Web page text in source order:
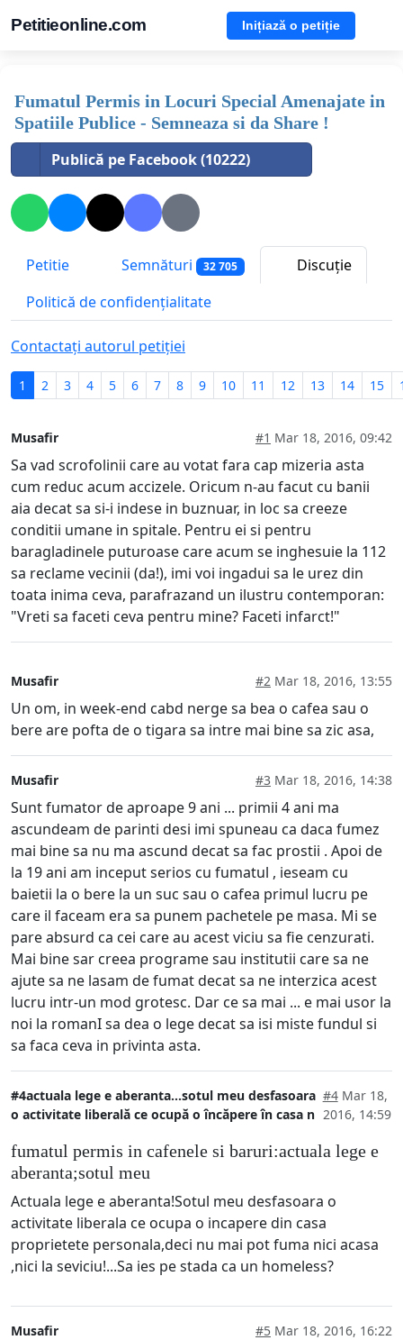
Petitieonline.com Inițiază o petiție
Fumatul Permis in Locuri Special Amenajate in
Spatiile Publice - Semneaza si da Share !
Publică pe Facebook (10222)
Petitie Semnături 32 705
Discuție
Politică de confidențialitate
Contactați autorul petiției
1 2 3 4 5 6 7 8 9 10 11 12 13 14 15
Musafir #1 Mar 18, 2016, 09:42
Sa vad scrofolinii care au votat fara cap mizeria asta
cum reduc acum accizele. Oricum n-au facut cu banii
aia decat sa si-i indese in buznuar, in loc sa creeze
conditii umane in spitale. Pentru ei si pentru
baragladinele puturoase care acum se inghesuie la 112
sa reclame vecinii (da!), imi voi ingadui sa le urez din
toata inima ceva, parafrazand un ilustru contemporan:
"Vreti sa faceti ceva pentru mine? Faceti infarct!"
Musafir #2 Mar 18, 2016, 13:55
Un om, in week-end cabd nerge sa bea o cafea sau o
bere are pofta de o tigara sa intre mai bine sa zic asa,
Musafir #3 Mar 18, 2016, 14:38
Sunt fumator de aproape 9 ani ... primii 4 ani ma
ascundeam de parinti desi imi spuneau ca daca fumez
mai bine sa nu ma ascund decat sa fac prostii . Apoi de
la 19 ani am inceput serios cu fumatul , ieseam cu
baietii la o bere la un suc sau o cafea primul lucru pe
care il faceam era sa punem pachetele pe masa. Mi se
pare absurd ca cei care au acest viciu sa fie cenzurati.
Mai bine sar creea programe sau institutii care sa ne
ajute sa ne lasam de fumat decat sa ne interzica acest
lucru intr-un mod grotesc. Dar ce sa mai ... e mai usor la
noi la romanI sa dea o lege decat sa isi miste fundul si
sa faca ceva in privinta asta.
#4actuala lege e aberanta...sotul meu desfasoara
o activitate liberală ce ocupă o încăpere în casa n
#4Mar 18,
2016, 14:59
fumatul permis in cafenele si baruri:actuala lege e
aberanta;sotul meu
Actuala lege e aberanta!Sotul meu desfasoara o
activitate liberala ce ocupa o incapere din casa
proprietete personala,deci nu mai pot fuma nici acasa
,nici la seviciu!...Sa ies pe stada ca un homeless?
Musafir #5 Mar 18, 2016, 16:22